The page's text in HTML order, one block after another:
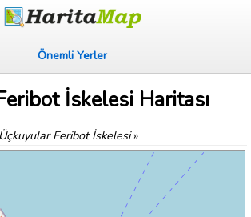
Önemli Yerler
İskelesi Haritası
Üçkuyular Feribot İskelesi»